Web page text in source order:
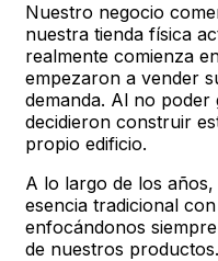
Nuestro negocio
nuestra tienda física
realmente comienza
empezaron a vender
demanda. Al no
decidieron construir
propio edificio.
A lo largo de los
esencia tradicional
enfocándonos
de nuestros productos.